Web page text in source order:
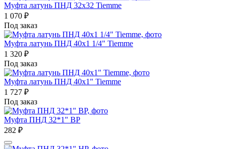
Муфта латунь ПНД 32х32 Tiemme
1 070 ₽
Под заказ
Муфта латунь ПНД 40х1 1/4" Tiemme
1 320 ₽
Под заказ
Муфта латунь ПНД 40х1" Tiemme
1 727 ₽
Под заказ
Муфта ПНД 32*1" ВР
282 ₽